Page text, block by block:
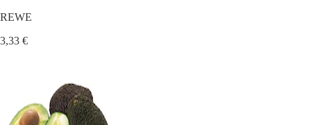
REWE
3,33 €